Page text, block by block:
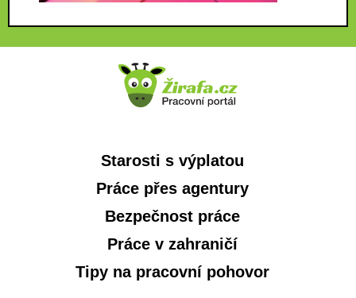
Starosti s výplatou
Práce přes agentury
Bezpečnost práce
Práce v zahraničí
Tipy na pracovní pohovor